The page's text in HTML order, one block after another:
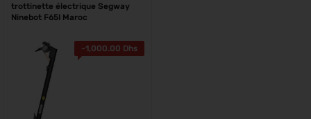
trottinette électrique Segway
Ninebot F65I Maroc
-1,000.00 Dhs